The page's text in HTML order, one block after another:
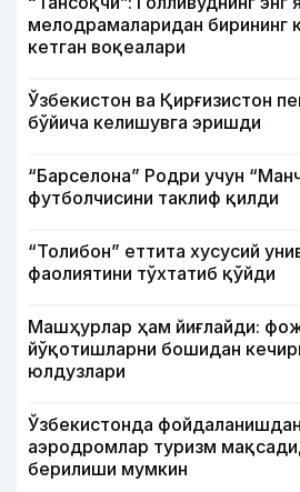
мелодрамаларидан бирининг
кетган воқеалари
Ўзбекистон ва Қирғизистон
бўйича келишувга эришди
“Барселона” Родри учун
футболчисини таклиф қилди
“Толибон” еттита хусусий
фаолиятини тўхтатиб қўйди
Машҳурлар ҳам йиғлайди:
йўқотишларни бошидан
юлдузлари
Ўзбекистонда
аэродромлар туризм
берилиши мумкин